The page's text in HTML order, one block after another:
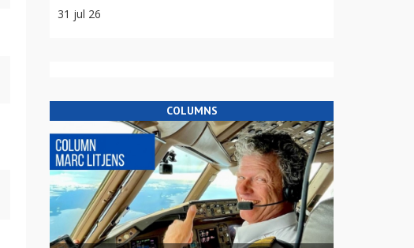
31 jul 26
COLUMNS